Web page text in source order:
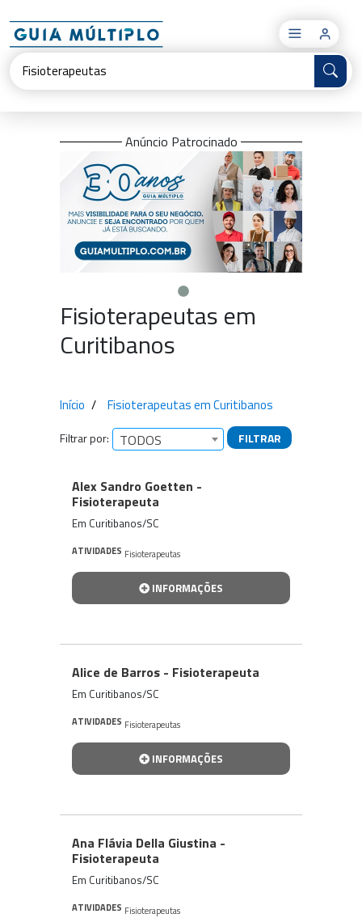
×
Anúncio Patrocinado
Fisioterapeutas em
Curitibanos
Início Fisioterapeutas em Curitibanos
Filtrar por: TODOS FILTRAR
Empresas encontradas
Alex Sandro Goetten -
Fisioterapeuta
Em Curitibanos/SC
ATIVIDADES Fisioterapeutas
INFORMAÇÕES
Alice de Barros - Fisioterapeuta
Em Curitibanos/SC
ATIVIDADES Fisioterapeutas
INFORMAÇÕES
Ana Flávia Della Giustina -
Fisioterapeuta
Em Curitibanos/SC
ATIVIDADES Fisioterapeutas